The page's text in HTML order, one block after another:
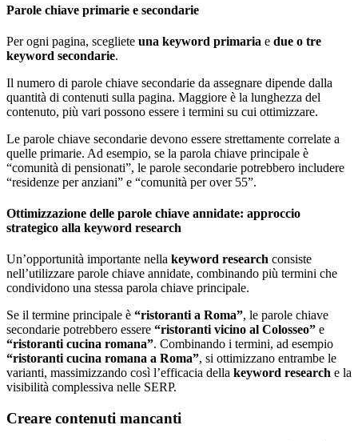
Parole chiave primarie e secondarie
Per ogni pagina, scegliete una keyword primaria e due o tre
keyword secondarie.
Il numero di parole chiave secondarie da assegnare dipende dalla
quantità di contenuti sulla pagina. Maggiore è la lunghezza del
contenuto, più vari possono essere i termini su cui ottimizzare.
Le parole chiave secondarie devono essere strettamente correlate a
quelle primarie. Ad esempio, se la parola chiave principale è
“comunità di pensionati”, le parole secondarie potrebbero includere
“residenze per anziani” e “comunità per over 55”.
Ottimizzazione delle parole chiave annidate: approccio
strategico alla keyword research
Un’opportunità importante nella keyword research consiste
nell’utilizzare parole chiave annidate, combinando più termini che
condividono una stessa parola chiave principale.
Se il termine principale è “ristoranti a Roma”, le parole chiave
secondarie potrebbero essere “ristoranti vicino al Colosseo” e
“ristoranti cucina romana”. Combinando i termini, ad esempio
“ristoranti cucina romana a Roma”, si ottimizzano entrambe le
varianti, massimizzando così l’efficacia della keyword research e la
visibilità complessiva nelle SERP.
Creare contenuti mancanti